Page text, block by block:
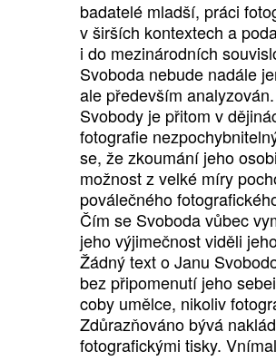
badatelé mladší, práci
v širších kontextech a
i do mezinárodních
Svoboda nebude nadále
ale především
Svobody je přitom v
fotografie
se, že zkoumání jeho
možnost z velké míry
poválečného
Čím se Svoboda vůbec
jeho výjimečnost viděli
Žádný text o Janu
bez připomenutí jeho
coby umělce, nikoliv
Zdůrazňováno bývá
fotografickými tisky.